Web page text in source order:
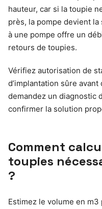
hauteur, car si la toupie
près, la pompe devient
à une pompe offre un
retours de toupies.
Vérifiez autorisation de
d’implantation sûre
demandez un diagnostic
confirmer la solution
Comment
toupies
?
Estimez le volume en